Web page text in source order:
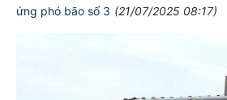
ứng phó bão số 3 (21/07/2025 08:17)